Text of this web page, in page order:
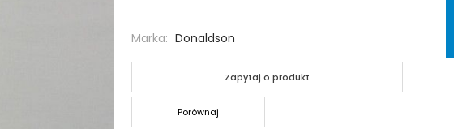
Marka Donaldson
Zapytaj o produkt
Porównaj